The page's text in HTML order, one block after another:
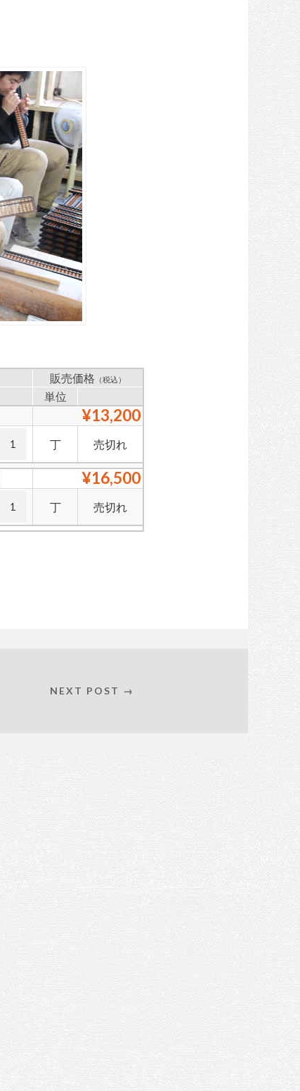
販売価格 （税込）
単位
¥13,200
丁 売切れ
¥16,500
丁 売切れ
NEXT POST →